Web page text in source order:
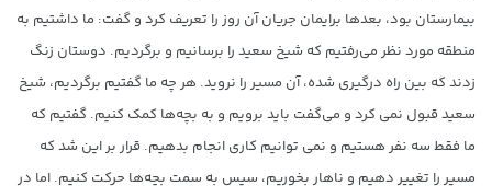
بیمارستان بود، بعدها برایمان جریان آن روز را تعریف کرد و گفت: ما داشتیم به
منطقه مورد نظر می‌رفتیم که شیخ سعید را برسانیم و برگردیم. دوستان زنگ
زدند که بین راه درگیری شده، آن مسیر را نروید. هر چه ما گفتیم برگردیم، شیخ
سعید قبول نمی کرد و می‌گفت باید برویم و به بچه‌ها کمک کنیم. گفتیم که
ما فقط سه نفر هستیم و نمی توانیم کاری انجام بدهیم. قرار بر این شد که
مسیر را تغییر دهیم و ناهار بخوریم، سپس به سمت بچه‌ها حرکت کنیم. اما در